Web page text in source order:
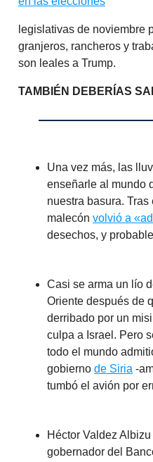
legislativas de noviembre
granjeros, rancheros y
son leales a Trump.
TAMBIÉN DEBERÍAS
Una vez más, las
enseñarle al mundo
nuestra basura. Tras
malecón volvió a
desechos, y
Casi se arma un lío
Oriente después de
derribado por un
culpa a Israel. Pero
todo el mundo
gobierno de Siria -
tumbó el avión por
Héctor Valdez Albizu
gobernador del